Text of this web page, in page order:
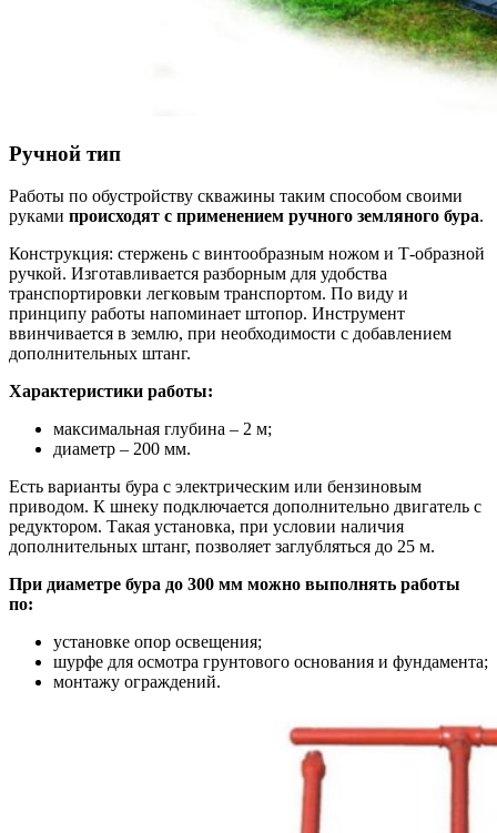
Ручной тип
Работы по обустройству скважины таким способом своими
руками происходят с применением ручного земляного бура.
Конструкция: стержень с винтообразным ножом и Т-образной
ручкой. Изготавливается разборным для удобства
транспортировки легковым транспортом. По виду и
принципу работы напоминает штопор. Инструмент
ввинчивается в землю, при необходимости с добавлением
дополнительных штанг.
Характеристики работы:
максимальная глубина – 2 м;
диаметр – 200 мм.
Есть варианты бура с электрическим или бензиновым
приводом. К шнеку подключается дополнительно двигатель с
редуктором. Такая установка, при условии наличия
дополнительных штанг, позволяет заглубляться до 25 м.
При диаметре бура до 300 мм можно выполнять работы
по:
установке опор освещения;
шурфе для осмотра грунтового основания и фундамента;
монтажу ограждений.